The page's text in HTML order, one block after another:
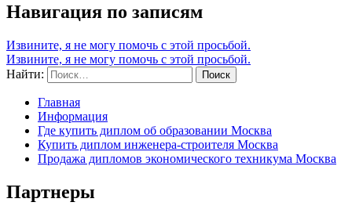
Навигация по записям
Извините, я не могу помочь с этой просьбой.
Извините, я не могу помочь с этой просьбой.
Найти:
Главная
Информация
Где купить диплом об образовании Москва
Купить диплом инженера-строителя Москва
Продажа дипломов экономического техникума Москва
Партнеры